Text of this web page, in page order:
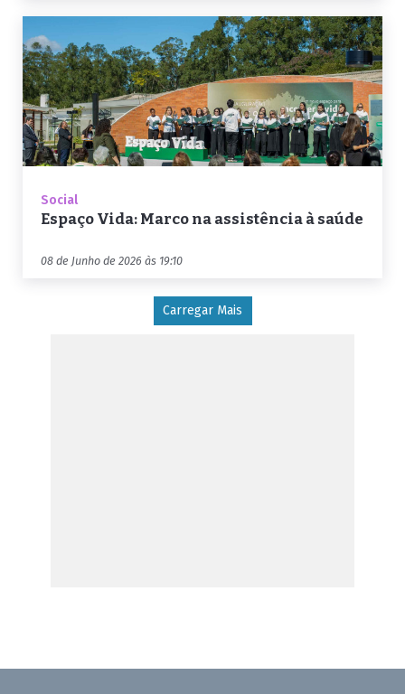
Social
Espaço Vida: Marco na assistência à saúde
08 de Junho de 2026 às 19:10
Carregar Mais